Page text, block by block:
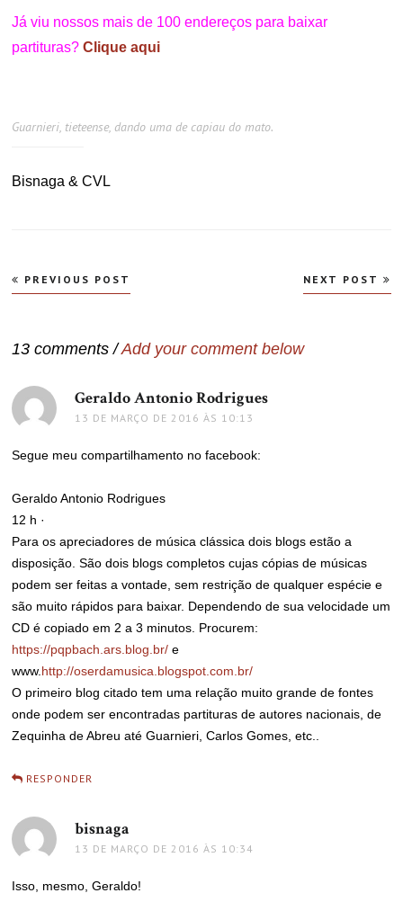
Já viu nossos mais de 100 endereços para baixar
partituras? Clique aqui
Guarnieri, tieteense, dando uma de capiau do mato.
Bisnaga & CVL
Navegação
de
PREVIOUS POST NEXT POST
13 comments /Add your comment below
Geraldo Antonio Rodrigues
13 DE MARÇO DE 2016 ÀS 10:13
Segue meu compartilhamento no facebook:
Geraldo Antonio Rodrigues
12 h ·
Para os apreciadores de música clássica dois blogs estão a
disposição. São dois blogs completos cujas cópias de músicas
podem ser feitas a vontade, sem restrição de qualquer espécie e
são muito rápidos para baixar. Dependendo de sua velocidade um
CD é copiado em 2 a 3 minutos. Procurem:
https://pqpbach.ars.blog.br/ e
www. http://oserdamusica.blogspot.com.br/
O primeiro blog citado tem uma relação muito grande de fontes
onde podem ser encontradas partituras de autores nacionais, de
Zequinha de Abreu até Guarnieri, Carlos Gomes, etc..
RESPONDER
bisnaga
13 DE MARÇO DE 2016 ÀS 10:34
Isso, mesmo, Geraldo!